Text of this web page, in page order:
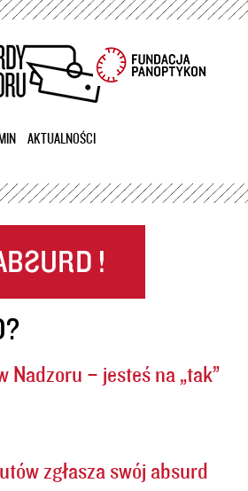
AKTUALNOŚCI
Nadzoru – jesteś na „tak”
zgłasza swój absurd